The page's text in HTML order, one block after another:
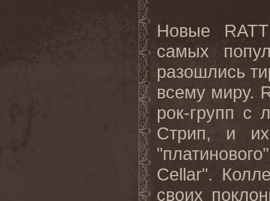
Новые
самых
разошлись
всему миру.
рок-групп с
Стрип, и
Cellar".
своих